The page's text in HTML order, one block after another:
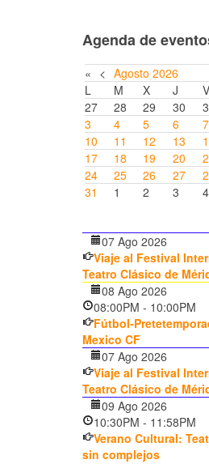
Agenda de
« < Agosto 2026
L
M X J V
27
28 29 30
3
4 5 6 7
10
11 12 13
17
18 19 20
24
25 26 27
31
1 2 3 4
07 Ago 2026
Viaje al Festival
Teatro Clásico de
08 Ago 2026
08:00PM - 10:00PM
Fútbol-
Mexico CF
07 Ago 2026
Viaje al Festival
Teatro Clásico de
09 Ago 2026
10:30PM - 11:58PM
Verano Cultural:
sin complejos